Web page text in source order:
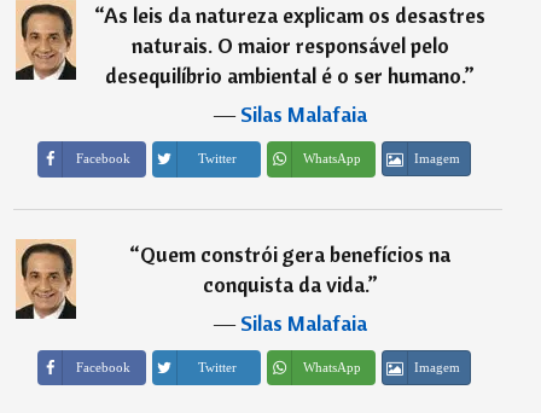
“As leis da natureza explicam os desastres
naturais. O maior responsável pelo
desequilíbrio ambiental é o ser humano.”
―Silas Malafaia
Facebook Twitter WhatsApp Imagem
“Quem constrói gera benefícios na
conquista da vida.”
―Silas Malafaia
Facebook Twitter WhatsApp Imagem